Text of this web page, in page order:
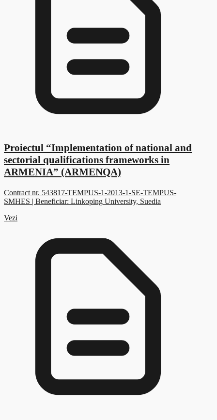
Proiectul “Implementation of national and
sectorial qualifications frameworks in
ARMENIA” (ARMENQA)
Contract nr. 543817-TEMPUS-1-2013-1-SE-TEMPUS-
SMHES | Beneficiar: Linkoping University, Suedia
Vezi